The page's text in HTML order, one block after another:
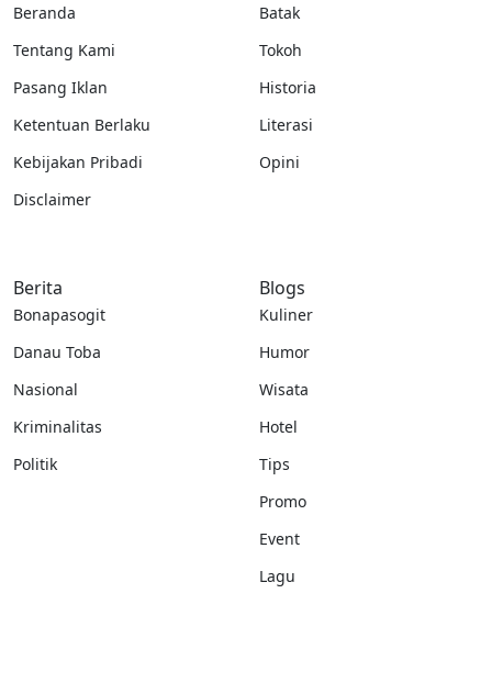
Beranda
Tentang Kami
Pasang Iklan
Ketentuan Berlaku
Kebijakan Pribadi
Disclaimer
Batak
Tokoh
Historia
Literasi
Opini
Berita
Bonapasogit
Danau Toba
Nasional
Kriminalitas
Politik
Blogs
Kuliner
Humor
Wisata
Hotel
Tips
Promo
Event
Lagu